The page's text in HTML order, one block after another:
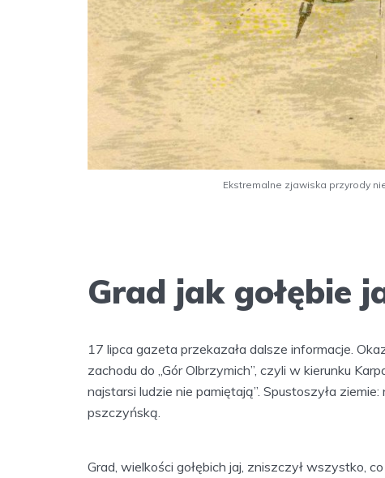
Ekstremalne zjawiska przyrody
Grad jak gołębie
17 lipca gazeta przekazała dalsze informacje.
zachodu do „Gór Olbrzymich”, czyli w kierunku
najstarsi ludzie nie pamiętają”. Spustoszyła
pszczyńską.
Grad, wielkości gołębich jaj, zniszczył wszystko,